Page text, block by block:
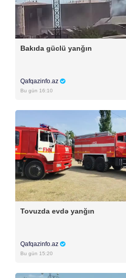
Bakıda güclü yanğın
Qafqazinfo.az
Bu gün 16:10
Tovuzda evdə yanğın
Qafqazinfo.az
Bu gün 15:20